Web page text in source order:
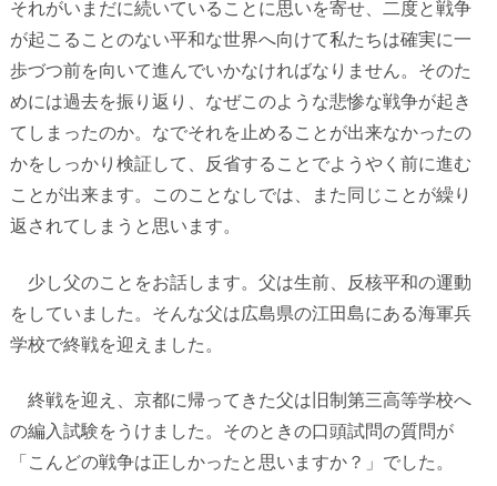
それがいまだに続いていることに思いを寄せ、二度と戦争
が起こることのない平和な世界へ向けて私たちは確実に一
歩づつ前を向いて進んでいかなければなりません。そのた
めには過去を振り返り、なぜこのような悲惨な戦争が起き
てしまったのか。なでそれを止めることが出来なかったの
かをしっかり検証して、反省することでようやく前に進む
ことが出来ます。このことなしでは、また同じことが繰り
返されてしまうと思います。
少し父のことをお話します。父は生前、反核平和の運動
をしていました。そんな父は広島県の江田島にある海軍兵
学校で終戦を迎えました。
終戦を迎え、京都に帰ってきた父は旧制第三高等学校へ
の編入試験をうけました。そのときの口頭試問の質問が
「こんどの戦争は正しかったと思いますか？」でした。